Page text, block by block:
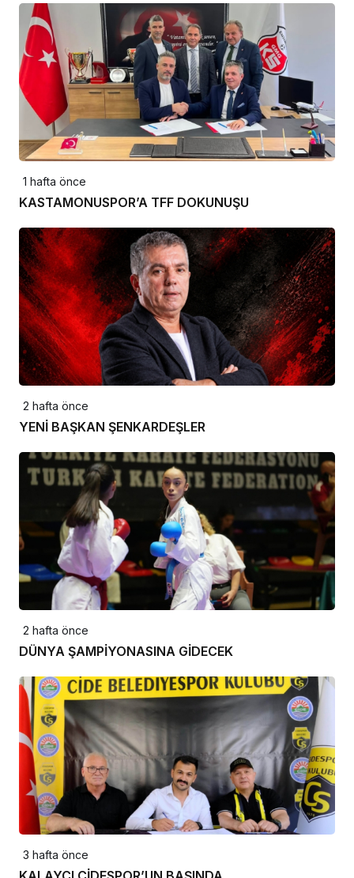
1 hafta önce
KASTAMONUSPOR’A TFF DOKUNUŞU
2 hafta önce
YENİ BAŞKAN ŞENKARDEŞLER
2 hafta önce
DÜNYA ŞAMPİYONASINA GİDECEK
3 hafta önce